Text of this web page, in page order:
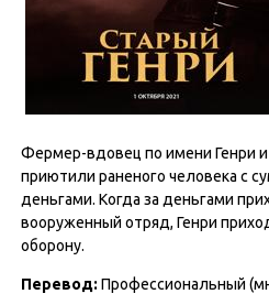
Фермер-вдовец по имени Генри и
приютили раненого человека с
деньгами. Когда за деньгами
вооруженный отряд, Генри
оборону.
Перевод: Профессиональный